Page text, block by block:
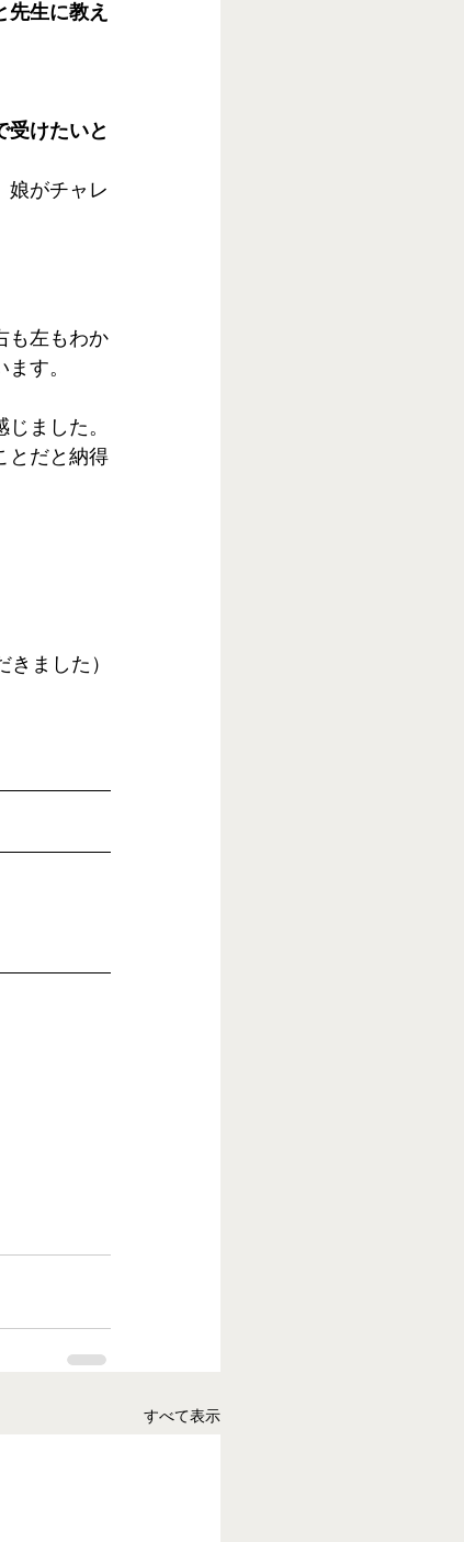
生に教え
受けたいと
娘がチャレ
も左もわか
す。
ました。
とだと納得
きました）
すべて表示